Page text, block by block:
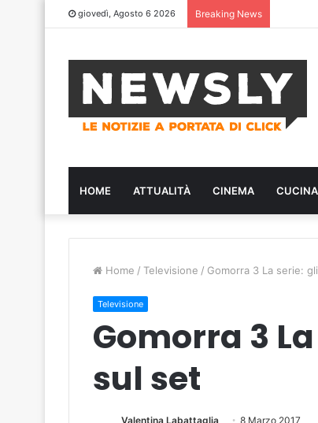
giovedì, Agosto 6 2026 Breaking News
HOME ATTUALITÀ CINEMA CUCINA
Home / Televisione / Gomorra 3 La serie:
Televisione
Gomorra 3
sul set
Valentina Labattaglia 8 Marzo 2017